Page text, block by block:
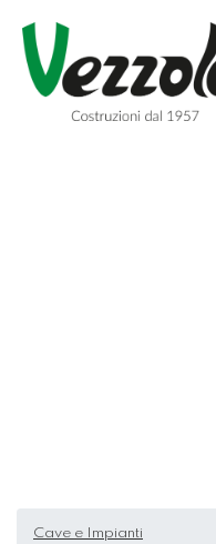
Cave e Impianti